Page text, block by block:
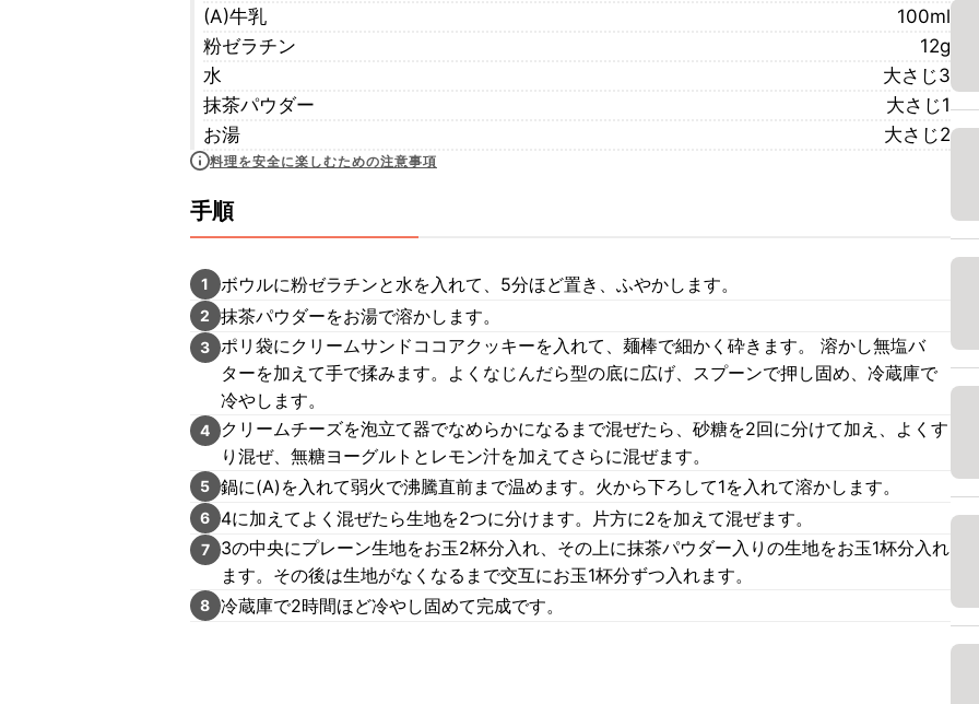
(A)牛乳
100ml
粉ゼラチン
12g
水
大さじ3
抹茶パウダー
大さじ1
お湯
大さじ2
料理を安全に楽しむための注意事項
手順
1 ボウルに粉ゼラチンと水を入れて、5分ほど置き、ふやかします。
2 抹茶パウダーをお湯で溶かします。
3 ポリ袋にクリームサンドココアクッキーを入れて、麺棒で細かく砕きます。 溶かし無塩バ
ターを加えて手で揉みます。よくなじんだら型の底に広げ、スプーンで押し固め、冷蔵庫で
冷やします。
4
クリームチーズを泡立て器でなめらかになるまで混ぜたら、砂糖を2回に分けて加え、よくす
り混ぜ、無糖ヨーグルトとレモン汁を加えてさらに混ぜます。
5 鍋に(A)を入れて弱火で沸騰直前まで温めます。火から下ろして1を入れて溶かします。
6 4に加えてよく混ぜたら生地を2つに分けます。片方に2を加えて混ぜます。
7
3の中央にプレーン生地をお玉2杯分入れ、その上に抹茶パウダー入りの生地をお玉1杯分入れ
ます。その後は生地がなくなるまで交互にお玉1杯分ずつ入れます。
8 冷蔵庫で2時間ほど冷やし固めて完成です。